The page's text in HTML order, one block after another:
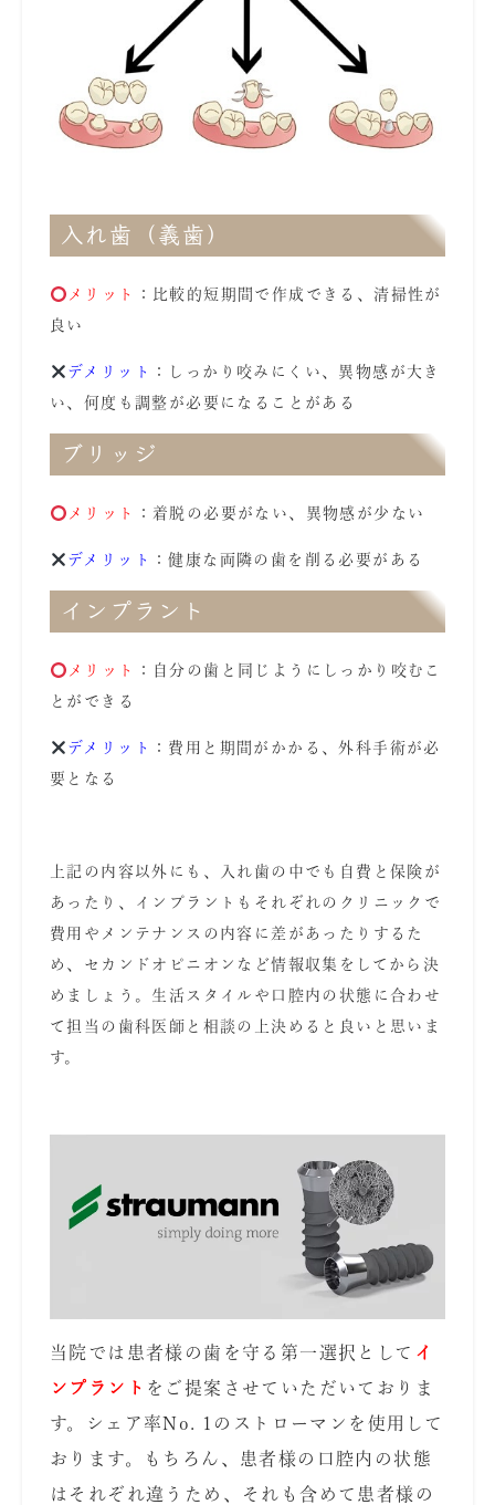
入れ歯（義歯）
メリット
：比較的短期間で作成できる、清掃性が
良い
デメリット
：しっかり咬みにくい、異物感が大き
い、何度も調整が必要になることがある
ブリッジ
メリット ：着脱の必要がない、異物感が少ない
デメリット ：健康な両隣の歯を削る必要がある
インプラント
メリット
：自分の歯と同じようにしっかり咬むこ
とができる
デメリット
：費用と期間がかかる、外科手術が必
要となる
上記の内容以外にも、入れ歯の中でも自費と保険が
あったり、インプラントもそれぞれのクリニックで
費用やメンテナンスの内容に差があったりするた
め、セカンドオピニオンなど情報収集をしてから決
めましょう。生活スタイルや口腔内の状態に合わせ
て担当の歯科医師と相談の上決めると良いと思いま
す。
当院では患者様の歯を守る第一選択として イ
ンプラント をご提案させていただいておりま
す。シェア率No. 1のストローマンを使用して
おります。もちろん、患者様の口腔内の状態
はそれぞれ違うため、それも含めて患者様の